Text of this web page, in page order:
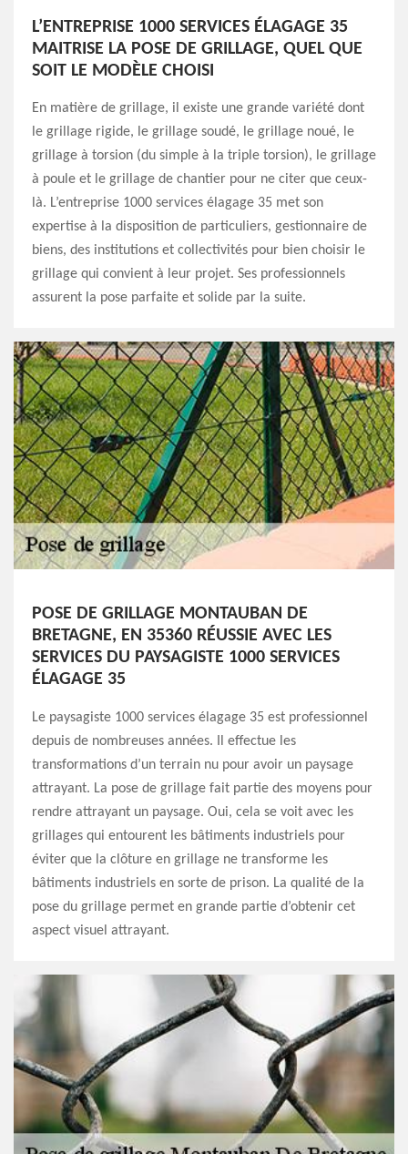
L’ENTREPRISE 1000 SERVICES ÉLAGAGE 35
MAITRISE LA POSE DE GRILLAGE, QUEL QUE
SOIT LE MODÈLE CHOISI
En matière de grillage, il existe une grande variété dont
le grillage rigide, le grillage soudé, le grillage noué, le
grillage à torsion (du simple à la triple torsion), le grillage
à poule et le grillage de chantier pour ne citer que ceux-
là. L’entreprise 1000 services élagage 35 met son
expertise à la disposition de particuliers, gestionnaire de
biens, des institutions et collectivités pour bien choisir le
grillage qui convient à leur projet. Ses professionnels
assurent la pose parfaite et solide par la suite.
POSE DE GRILLAGE MONTAUBAN DE
BRETAGNE, EN 35360 RÉUSSIE AVEC LES
SERVICES DU PAYSAGISTE 1000 SERVICES
ÉLAGAGE 35
Le paysagiste 1000 services élagage 35 est professionnel
depuis de nombreuses années. Il effectue les
transformations d’un terrain nu pour avoir un paysage
attrayant. La pose de grillage fait partie des moyens pour
rendre attrayant un paysage. Oui, cela se voit avec les
grillages qui entourent les bâtiments industriels pour
éviter que la clôture en grillage ne transforme les
bâtiments industriels en sorte de prison. La qualité de la
pose du grillage permet en grande partie d’obtenir cet
aspect visuel attrayant.